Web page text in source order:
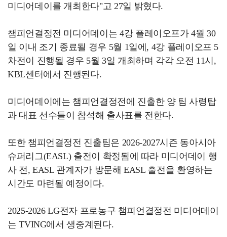
미디어데이를 개최한다"고 27일 밝혔다.
챔피언결정전 미디어데이는 4강 플레이오프가 4월 30
일 이내 조기 종료될 경우 5월 1일에, 4강 플레이오프 5
차전이 진행될 경우 5월 3일 개최하며 각각 오전 11시,
KBL센터에서 진행된다.
미디어데이에는 챔피언결정전에 진출한 양 팀 사령탑
과 대표 선수들이 참석해 출사표를 전한다.
또한 챔피언결정전 진출팀은 2026-2027시즌 동아시아
슈퍼리그(EASL) 출전이 확정됨에 따라 미디어데이 행
사 전, EASL 관계자가 방문해 EASL 출전을 환영하는
시간도 마련될 예정이다.
2025-2026 LG전자 프로농구 챔피언결정전 미디어데이
는 TVING에서 생중계된다.